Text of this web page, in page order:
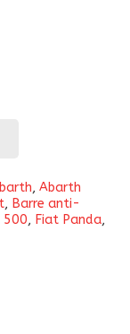
, Abarth
, Barre anti-
500, Fiat Panda,